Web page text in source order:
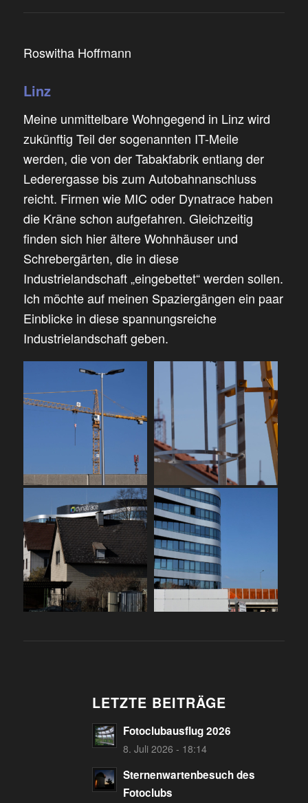
Roswitha Hoffmann
Linz
Meine unmittelbare Wohngegend in Linz wird
zukünftig Teil der sogenannten IT-Meile
werden, die von der Tabakfabrik entlang der
Lederergasse bis zum Autobahnanschluss
reicht. Firmen wie MIC oder Dynatrace haben
die Kräne schon aufgefahren. Gleichzeitig
finden sich hier ältere Wohnhäuser und
Schrebergärten, die in diese
Industrielandschaft „eingebettet“ werden sollen.
Ich möchte auf meinen Spaziergängen ein paar
Einblicke in diese spannungsreiche
Industrielandschaft geben.
LETZTE BEITRÄGE
Fotoclubausflug 2026
8. Juli 2026 - 18:14
Sternenwartenbesuch des
Fotoclubs